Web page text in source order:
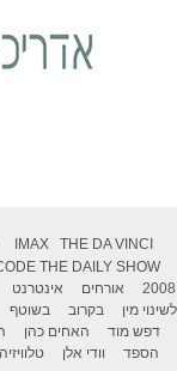
IMAX
THE DA VINCI
THE DAILY SHOW
2008
אורחים אינטרנט
לשינוי מין
בקרוב בשוטף
דפש מוד
האחים כהן
הספד
וודי אלן טלוויזיה